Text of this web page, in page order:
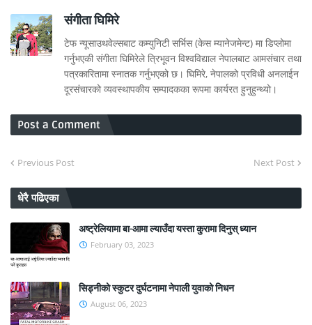
संगीता घिमिरे
टेफ न्यूसाउथवेल्सबाट कम्युनिटी सर्भिस (केस म्यानेजमेन्ट) मा डिप्लोमा
गर्नुभएकी संगीता घिमिरेले त्रिभूवन विश्वविद्याल नेपालबाट आमसंचार तथा
पत्रकारितामा स्नातक गर्नुभएको छ। घिमिरे, नेपालको प्रविधी अनलाईन
दूरसंचारको व्यवस्थापकीय सम्पादकका रूपमा कार्यरत हुनुहुन्थ्यो।
Post a Comment
Previous Post Next Post
धेरै पढिएका
अष्ट्रेलियामा बा-आमा ल्याउँदा यस्ता कुरामा दिनुस् ध्यान
February 03, 2023
सिड्नीको स्कुटर दुर्घटनामा नेपाली युवाको निधन
August 06, 2023